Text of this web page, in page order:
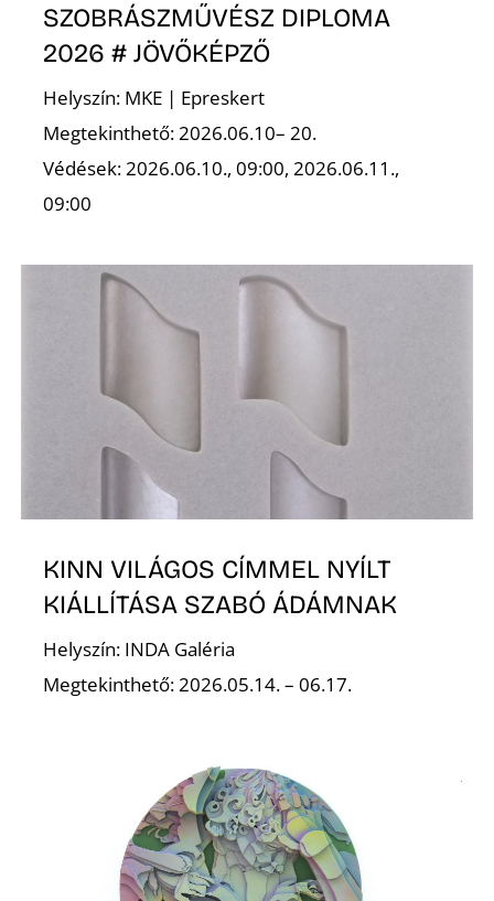
SZOBRÁSZMŰVÉSZ DIPLOMA
2026 # JÖVŐKÉPZŐ
Helyszín: MKE | Epreskert
Megtekinthető: 2026.06.10– 20.
Védések: 2026.06.10., 09:00, 2026.06.11.,
09:00
KINN VILÁGOS CÍMMEL NYÍLT
KIÁLLÍTÁSA SZABÓ ÁDÁMNAK
Helyszín: INDA Galéria
Megtekinthető: 2026.05.14. – 06.17.